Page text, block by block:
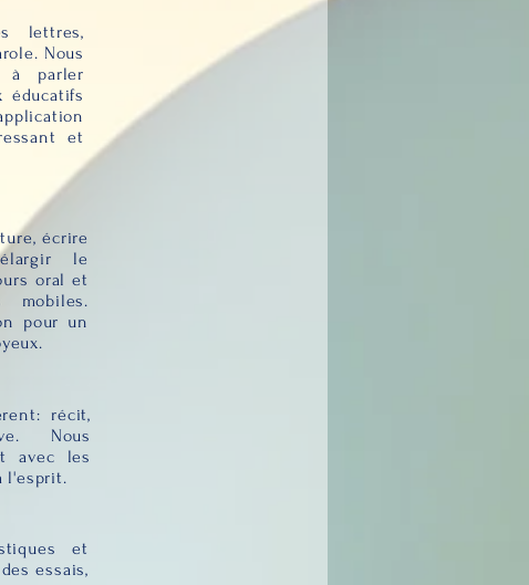
lettres,
Nous
à parler
éducatifs
et
écrire
le
oral et
mobiles.
pour un
récit,
Nous
avec les
l'esprit.
et
essais,